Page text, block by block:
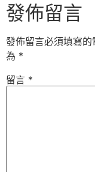
發佈留言
發佈留言必須填寫的
為 *
留言 *